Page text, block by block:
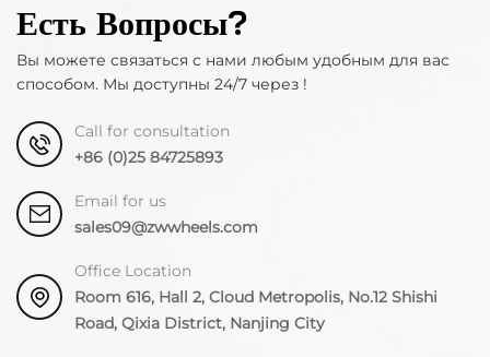
Есть Вопросы?
Вы можете связаться с нами любым удобным для вас
способом. Мы доступны 24/7 через !
Call for consultation
+86 (0)25 84725893
Email for us
sales09@zwwheels.com
Office Location
Room 616, Hall 2, Cloud Metropolis, No.12 Shishi
Road, Qixia District, Nanjing City